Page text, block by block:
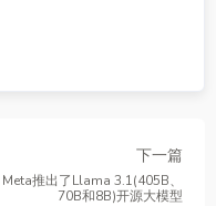
下一篇
Meta推出了Llama 3.1(405B、
70B和8B)开源大模型